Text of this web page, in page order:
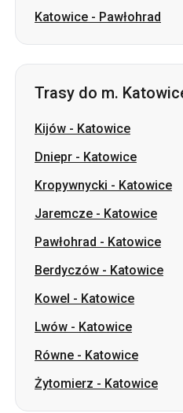
Trasy do m. Katowice
Kijów-Katowice
Kropywnycki- Katowice
Jaremcze-Katowice
Pawłohrad-Katowice
Berdyczów-Katowice
Kowel-Katowice
Lwów-Katowice
Równe-Katowice
Żytomierz-Katowice
SlowacjaOdessa → Charków
Charków → KijówGdańsk